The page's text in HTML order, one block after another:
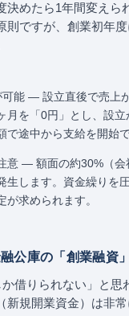
決めたら1年間変えら
則ですが、創業初年
可能 ― 設立直後で売上
月を「0円」とし、設立
で途中から支給を開始で
意 ― 額面の約30%（会
生します。資金繰りを
が求められます。
公庫の「創業融資」
か借りられない」と思
新規開業資金）は非